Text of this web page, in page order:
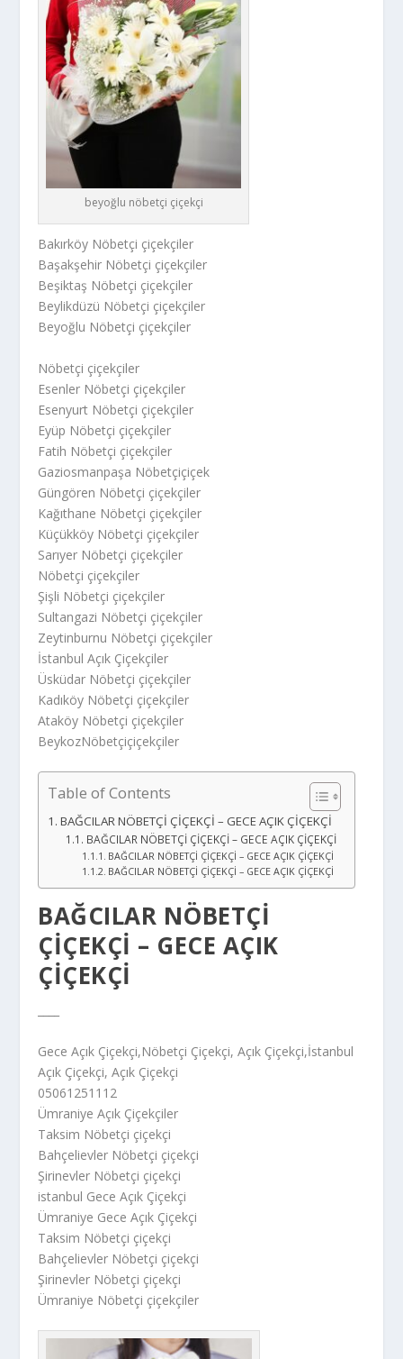
beyoğlu nöbetçi çiçekçi
Bakırköy Nöbetçi çiçekçiler
Başakşehir Nöbetçi çiçekçiler
Beşiktaş Nöbetçi çiçekçiler
Beylikdüzü Nöbetçi çiçekçiler
Beyoğlu Nöbetçi çiçekçiler
Nöbetçi çiçekçiler
Esenler Nöbetçi çiçekçiler
Esenyurt Nöbetçi çiçekçiler
Eyüp Nöbetçi çiçekçiler
Fatih Nöbetçi çiçekçiler
Gaziosmanpaşa Nöbetçiçiçek
Güngören Nöbetçi çiçekçiler
Kağıthane Nöbetçi çiçekçiler
Küçükköy Nöbetçi çiçekçiler
Sarıyer Nöbetçi çiçekçiler
Nöbetçi çiçekçiler
Şişli Nöbetçi çiçekçiler
Sultangazi Nöbetçi çiçekçiler
Zeytinburnu Nöbetçi çiçekçiler
İstanbul Açık Çiçekçiler
Üsküdar Nöbetçi çiçekçiler
Kadıköy Nöbetçi çiçekçiler
Ataköy Nöbetçi çiçekçiler
BeykozNöbetçiçiçekçiler
Table of Contents
BAĞCILAR NÖBETÇİ ÇİÇEKÇİ – GECE AÇIK ÇİÇEKÇİ
BAĞCILAR NÖBETÇİ ÇİÇEKÇİ – GECE AÇIK ÇİÇEKÇİ
BAĞCILAR NÖBETÇİ ÇİÇEKÇİ – GECE AÇIK ÇİÇEKÇİ
BAĞCILAR NÖBETÇİ ÇİÇEKÇİ – GECE AÇIK ÇİÇEKÇİ
BAĞCILAR NÖBETÇİ
ÇİÇEKÇİ – GECE AÇIK
ÇİÇEKÇİ
Gece Açık Çiçekçi,Nöbetçi Çiçekçi, Açık Çiçekçi,İstanbul
Açık Çiçekçi, Açık Çiçekçi
05061251112
Ümraniye Açık Çiçekçiler
Taksim Nöbetçi çiçekçi
Bahçelievler Nöbetçi çiçekçi
Şirinevler Nöbetçi çiçekçi
istanbul Gece Açık Çiçekçi
Ümraniye Gece Açık Çiçekçi
Taksim Nöbetçi çiçekçi
Bahçelievler Nöbetçi çiçekçi
Şirinevler Nöbetçi çiçekçi
Ümraniye Nöbetçi çiçekçiler